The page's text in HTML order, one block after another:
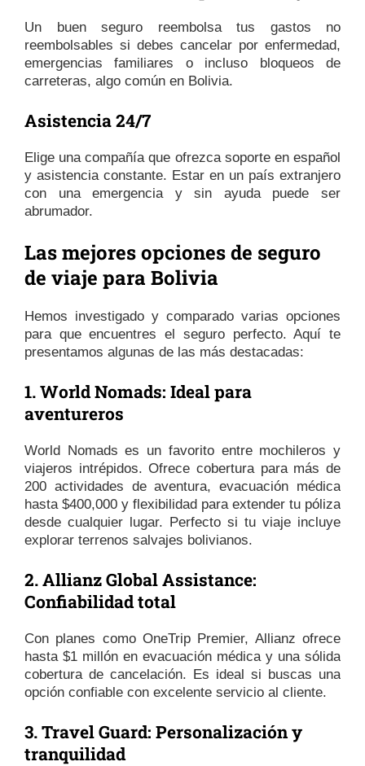
Un buen seguro reembolsa tus gastos no
reembolsables si debes cancelar por enfermedad,
emergencias familiares o incluso bloqueos de
carreteras, algo común en Bolivia.
Asistencia 24/7
Elige una compañía que ofrezca soporte en español
y asistencia constante. Estar en un país extranjero
con una emergencia y sin ayuda puede ser
abrumador.
Las mejores opciones de seguro
de viaje para Bolivia
Hemos investigado y comparado varias opciones
para que encuentres el seguro perfecto. Aquí te
presentamos algunas de las más destacadas:
1. World Nomads: Ideal para
aventureros
World Nomads es un favorito entre mochileros y
viajeros intrépidos. Ofrece cobertura para más de
200 actividades de aventura, evacuación médica
hasta $400,000 y flexibilidad para extender tu póliza
desde cualquier lugar. Perfecto si tu viaje incluye
explorar terrenos salvajes bolivianos.
2. Allianz Global Assistance:
Confiabilidad total
Con planes como OneTrip Premier, Allianz ofrece
hasta $1 millón en evacuación médica y una sólida
cobertura de cancelación. Es ideal si buscas una
opción confiable con excelente servicio al cliente.
3. Travel Guard: Personalización y
tranquilidad